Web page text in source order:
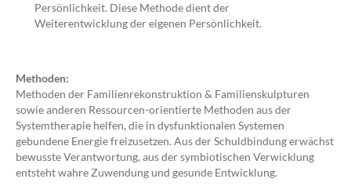
Persönlichkeit. Diese Methode dient der
Weiterentwicklung der eigenen Persönlichkeit.
Methoden:
Methoden der Familienrekonstruktion & Familienskulpturen
sowie anderen Ressourcen-orientierte Methoden aus der
Systemtherapie helfen, die in dysfunktionalen Systemen
gebundene Energie freizusetzen. Aus der Schuldbindung erwächst
bewusste Verantwortung, aus der symbiotischen Verwicklung
entsteht wahre Zuwendung und gesunde Entwicklung.